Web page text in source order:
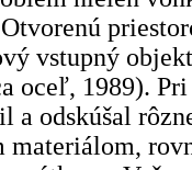
vstupný
oceľ, 1989).
a odskúšal
materiálom,